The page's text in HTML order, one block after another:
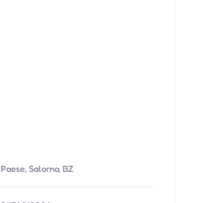
Paese, Salorno, BZ